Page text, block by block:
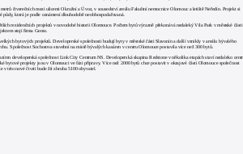
čtverečních mezi ulicemi Okružní a Úvoz, v sousedství areálu Fakultní nemocnice Olomouc a letiště Neředín. Projekt si
která je podle oznámení dlouhodobě neobhospodařovaná.
rezidenčních projektů v novodobé historii Olomouce. Počtem bytů výrazně překonává nedaleký Vila Park v městské části
stojí firma Gemo.
bytových projektů. Developerské společnosti budují byty v městské části Slavonín a další vznikly v areálu bývalého
Společnost Sochorova stavební na místě bývalých kasáren v centru Olomouce postavila více než 300 bytů.
developerská společnost Link City Centrum NS. Developerská skupina Redstone v několika etapách staví nedaleko
bytové projekty jsou v Olomouci ve fázi přípravy. Více než 2000 bytů chce postavit v okrajové části Olomouce společnost
v této nové čtvrti bude žít zhruba 5100 obyvatel.